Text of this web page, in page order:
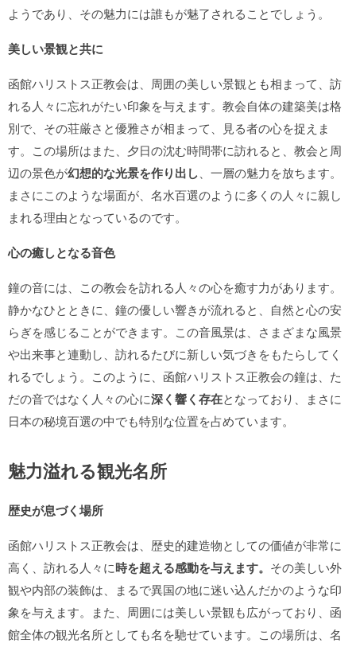
ようであり、その魅力には誰もが魅了されることでしょう。
美しい景観と共に
函館ハリストス正教会は、周囲の美しい景観とも相まって、訪
れる人々に忘れがたい印象を与えます。教会自体の建築美は格
別で、その荘厳さと優雅さが相まって、見る者の心を捉えま
す。この場所はまた、夕日の沈む時間帯に訪れると、教会と周
辺の景色が幻想的な光景を作り出し 、一層の魅力を放ちます。
まさにこのような場面が、名水百選のように多くの人々に親し
まれる理由となっているのです。
心の癒しとなる音色
鐘の音には、この教会を訪れる人々の心を癒す力があります。
静かなひとときに、鐘の優しい響きが流れると、自然と心の安
らぎを感じることができます。この音風景は、さまざまな風景
や出来事と連動し、訪れるたびに新しい気づきをもたらしてく
れるでしょう。このように、函館ハリストス正教会の鐘は、た
だの音ではなく人々の心に深く響く存在となっており、まさに
日本の秘境百選の中でも特別な位置を占めています。
魅力溢れる観光名所
歴史が息づく場所
函館ハリストス正教会は、歴史的建造物としての価値が非常に
高く、訪れる人々に時を超える感動を与えます。 その美しい外
観や内部の装飾は、まるで異国の地に迷い込んだかのような印
象を与えます。また、周囲には美しい景観も広がっており、函
館全体の観光名所としても名を馳せています。この場所は、名